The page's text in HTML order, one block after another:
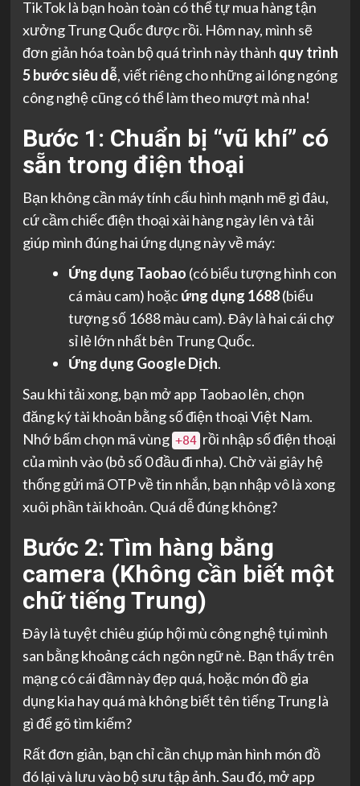
TikTok là bạn hoàn toàn có thể tự mua hàng tận
xưởng Trung Quốc được rồi. Hôm nay, mình sẽ
đơn giản hóa toàn bộ quá trình này thành quy trình
5 bước siêu dễ, viết riêng cho những ai lóng ngóng
công nghệ cũng có thể làm theo mượt mà nha!
Bước 1: Chuẩn bị “vũ khí” có
sẵn trong điện thoại
Bạn không cần máy tính cấu hình mạnh mẽ gì đâu,
cứ cầm chiếc điện thoại xài hàng ngày lên và tải
giúp mình đúng hai ứng dụng này về máy:
Ứng dụng Taobao (có biểu tượng hình con
cá màu cam) hoặcứng dụng 1688(biểu
tượng số 1688 màu cam). Đây là hai cái chợ
sỉ lẻ lớn nhất bên Trung Quốc.
Ứng dụng Google Dịch.
Sau khi tải xong, bạn mở app Taobao lên, chọn
đăng ký tài khoản bằng số điện thoại Việt Nam.
Nhớ bấm chọn mã vùng +84 rồi nhập số điện thoại
của mình vào (bỏ số 0 đầu đi nha). Chờ vài giây hệ
thống gửi mã OTP về tin nhắn, bạn nhập vô là xong
xuôi phần tài khoản. Quá dễ đúng không?
Bước 2: Tìm hàng bằng
camera (Không cần biết một
chữ tiếng Trung)
Đây là tuyệt chiêu giúp hội mù công nghệ tụi mình
san bằng khoảng cách ngôn ngữ nè. Bạn thấy trên
mạng có cái đầm này đẹp quá, hoặc món đồ gia
dụng kia hay quá mà không biết tên tiếng Trung là
gì để gõ tìm kiếm?
Rất đơn giản, bạn chỉ cần chụp màn hình món đồ
đó lại và lưu vào bộ sưu tập ảnh. Sau đó, mở app